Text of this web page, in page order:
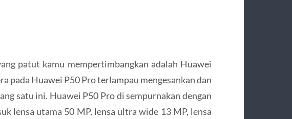
patut kamu mempertimbangkan adalah Huawei
pada Huawei P50 Pro terlampau mengesankan dan
satu ini. Huawei P50 Pro di sempurnakan dengan
lensa utama 50 MP, lensa ultra wide 13 MP, lensa